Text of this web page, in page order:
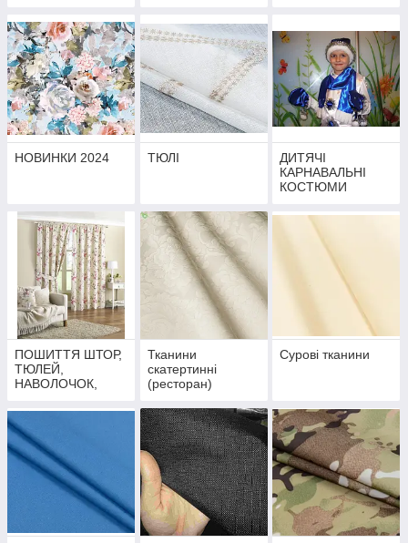
НОВИНКИ 2024 ТЮЛІ
ДИТЯЧІ
КАРНАВАЛЬНІ
КОСТЮМИ
ПОШИТТЯ ШТОР,
ТЮЛЕЙ,
НАВОЛОЧОК,
ПОКРИВАЛ, від 11
ГРН
Тканини
скатертинні
(ресторан)
Сурові тканини